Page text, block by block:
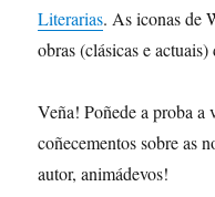
Literarias. As iconas de
obras (clásicas e
Veña! Poñede a proba a
coñecementos sobre as
autor, animádevos!